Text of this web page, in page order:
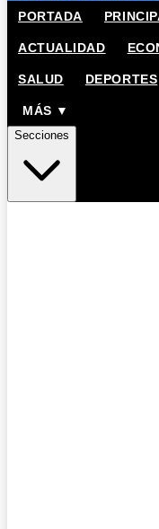
PORTADA
ACTUALIDAD
SALUD DEPORTES
MÁS ▼
Secciones